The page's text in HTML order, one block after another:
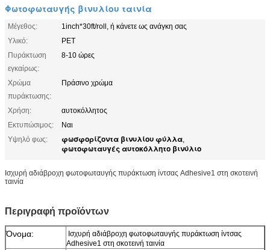
Φωτοφωταυγής βινυλίου ταινία
Μέγεθος:
1inch*30ft/roll, ή κάνετε ως ανάγκη σας
Υλικό:
PET
Πυράκτωση
εγκαίρως:
8-10 ώρες
Χρώμα
πυράκτωσης:
Πράσινο χρώμα
Χρήση:
αυτοκόλλητος
Εκτυπώσιμος:
Ναι
Υψηλό φως:
φωσφορίζοντα βινυλίου φύλλα,
φωτοφωταυγές αυτοκόλλητο βινύλιο
Ισχυρή αδιάβροχη φωτοφωταυγής πυράκτωση ίντσας Adhesive1 στη σκοτεινή
ταινία
Περιγραφή προϊόντων
Όνομα:
Ισχυρή αδιάβροχη φωτοφωταυγής πυράκτωση ίντσας
Adhesive1 στη σκοτεινή ταινία